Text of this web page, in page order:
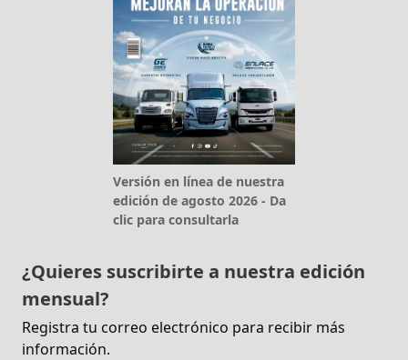
Versión en línea de nuestra
edición de agosto 2026 - Da
clic para consultarla
¿Quieres suscribirte a nuestra edición
mensual?
Registra tu correo electrónico para recibir más
información.